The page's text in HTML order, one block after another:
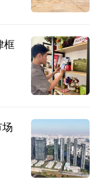
框